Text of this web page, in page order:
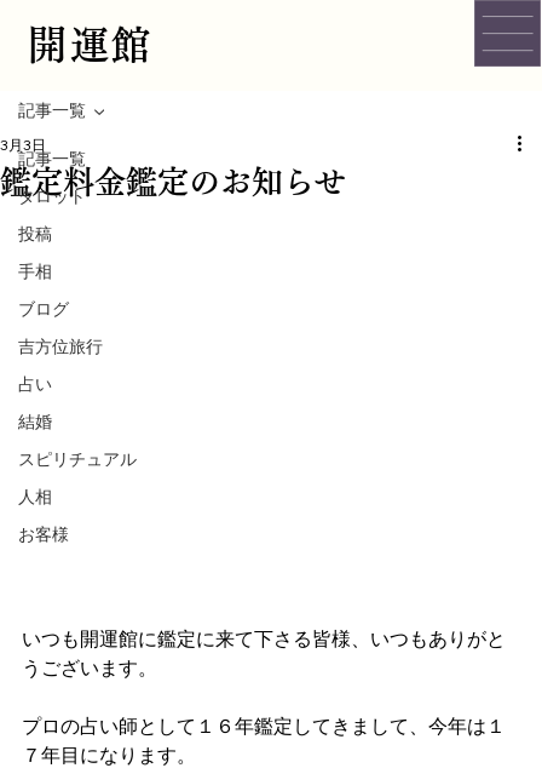
開運館
記事一覧
タロット
投稿
手相
ブログ
吉方位旅行
占い
結婚
スピリチュアル
人相
お客様
記事一覧
鑑定料金鑑定のお知らせ
3月3日
いつも開運館に鑑定に来て下さる皆様、いつもありがと
うございます。
プロの占い師として１６年鑑定してきまして、今年は１
７年目になります。